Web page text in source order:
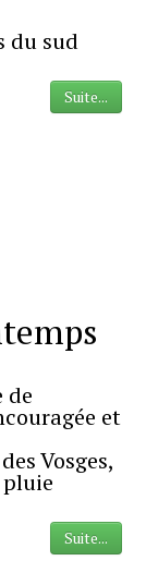
du sud
Suite...
de
et
Vosges,
Suite...